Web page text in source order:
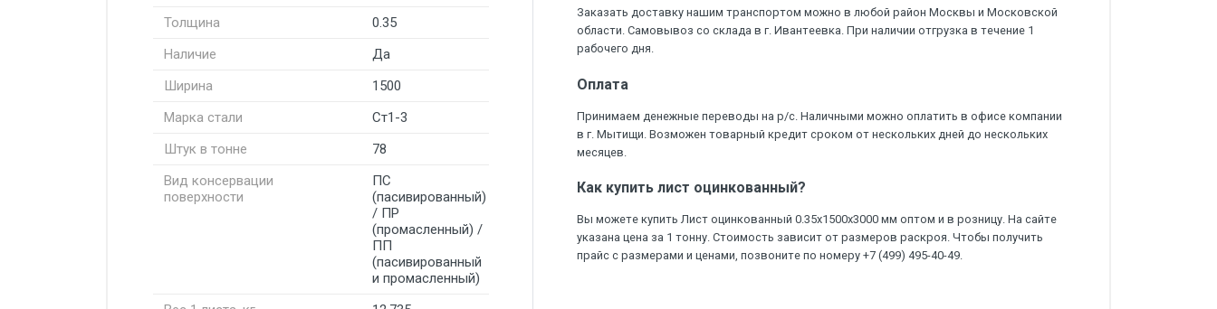
Толщина
0.35
Наличие
Да
Ширина
1500
Марка стали
Ст1-3
Штук в тонне
78
Вид консервации
поверхности
ПС
(пасивированный)
/ ПР
(промасленный) /
ПП
(пасивированный
и промасленный)
Заказать доставку нашим транспортом можно в любой район Москвы и Московской
области. Самовывоз со склада в г. Ивантеевка. При наличии отгрузка в течение 1
рабочего дня.
Оплата
Принимаем денежные переводы на р/с. Наличными можно оплатить в офисе компании
в г. Мытищи. Возможен товарный кредит сроком от нескольких дней до нескольких
месяцев.
Как купить лист оцинкованный?
Вы можете купить Лист оцинкованный 0.35х1500х3000 мм оптом и в розницу. На сайте
указана цена за 1 тонну. Стоимость зависит от размеров раскроя. Чтобы получить
прайс с размерами и ценами, позвоните по номеру +7 (499) 495-40-49.